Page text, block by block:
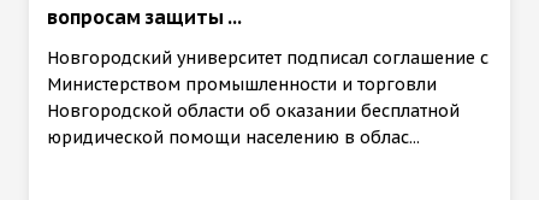
вопросам защиты ...
Новгородский университет подписал соглашение с
Министерством промышленности и торговли
Новгородской области об оказании бесплатной
юридической помощи населению в облас...